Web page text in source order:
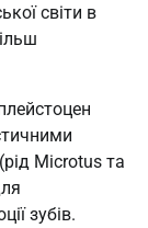
світи в
Microtus та
зубів.